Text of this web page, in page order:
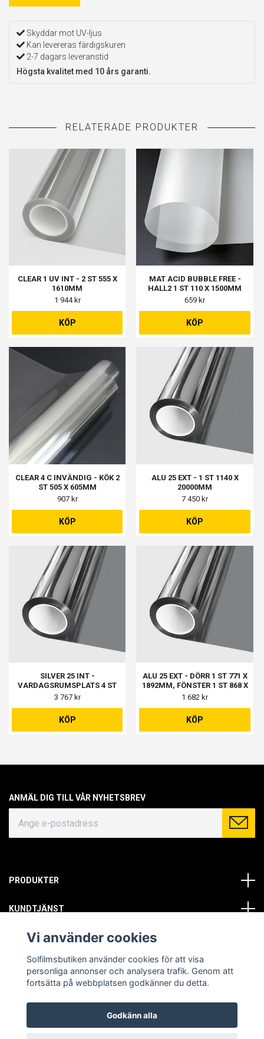
Skyddar mot UV-ljus
Kan levereras färdigskuren
2-7 dagars leveranstid
Högsta kvalitet med 10 års garanti.
CLEAR 1 UV INT - 2 ST 555 X
1610MM
1 944 kr
KÖP
MAT ACID BUBBLE FREE -
HALL2 1 ST 110 X 1500MM
659 kr
KÖP
CLEAR 4 C INVÄNDIG - KÖK 2
ST 505 X 605MM
907 kr
KÖP
ALU 25 EXT - 1 ST 1140 X
20000MM
7 450 kr
KÖP
SILVER 25 INT -
VARDAGSRUMSPLATS 4 ST
1077 X 867MM, KONTOR 1 ST
1397 X 1097MM
3 767 kr
KÖP
ALU 25 EXT - DÖRR 1 ST 771 X
1892MM, FÖNSTER 1 ST 868 X
1270MM
1 682 kr
KÖP
ANMÄL DIG TILL VÅR NYHETSBREV
PRODUKTER
KUNDTJÄNST
OM OSS
SOCIALA MEDIER
Vi använder cookies
Solfilmsbutiken använder cookies för att visa
personliga annonser och analysera trafik. Genom att
fortsätta på webbplatsen godkänner du detta.
Godkänn alla